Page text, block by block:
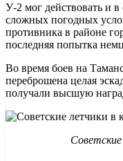
У-2 мог действовать и
сложных погодных
противника в районе
последняя попытка
Во время боев на
переброшена целая
получали высшую